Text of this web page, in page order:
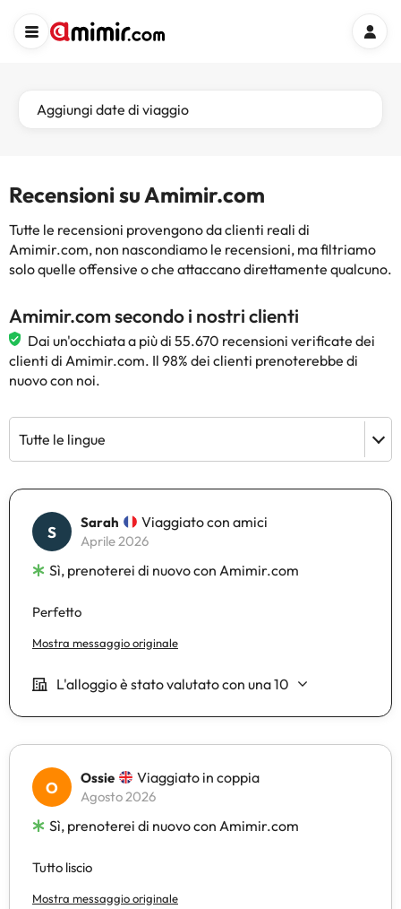
Aggiungi date di viaggio
Recensioni su Amimir.com
Tutte le recensioni provengono da clienti reali di
Amimir.com, non nascondiamo le recensioni, ma filtriamo
solo quelle offensive o che attaccano direttamente qualcuno.
Amimir.com secondo i nostri clienti
Dai un'occhiata a più di 55.670 recensioni verificate dei
clienti di Amimir.com. Il 98% dei clienti prenoterebbe di
nuovo con noi.